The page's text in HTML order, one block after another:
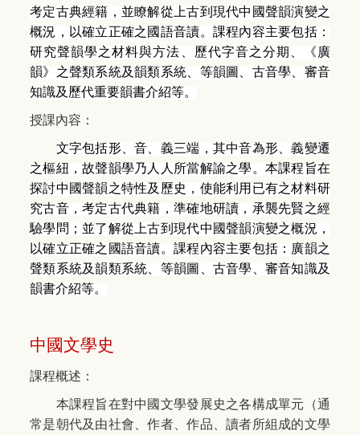
考定古典經籍，並瞭解從上古到現代中國聲韻演變之
概況，以確立正確之國語音讀。課程內容主要包括：
研究聲韻學之材料與方法、歷代字音之分期、《廣
韻》之聲類系統及韻類系統、等韻圖、古音學、審音
知識及歷代重要韻書介紹等。
授課內容：
文字包括形、音、義三端，其中音為形、義變遷
之樞紐，故聲韻學乃人人所當解諭之學。本課程旨在
探討中國聲韻之特性及歷史，使能利用已有之材料研
究古音，考定古代典籍，準確地研讀，承襲先賢之經
驗學問；並了解從上古到現代中國聲韻演變之概況，
以確立正確之國語音讀。課程內容主要包括：廣韻之
聲類系統及韻類系統、等韻圖、古音學、審音知識及
韻書介紹等。
中國文學史
課程概述：
本課程旨在對中國文學發展史之各構成單元（通
常是朝代及由社會、作者、作品、讀者所組成的文學